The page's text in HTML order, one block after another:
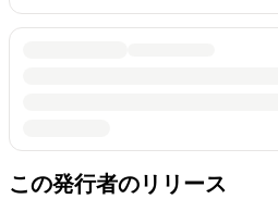
この発行者のリリース